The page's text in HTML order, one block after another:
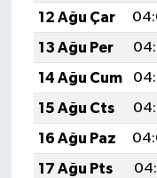
12 Ağu Çar
13 Ağu Per
14 Ağu Cum
15 Ağu Cts
16 Ağu Paz
17 Ağu Pts